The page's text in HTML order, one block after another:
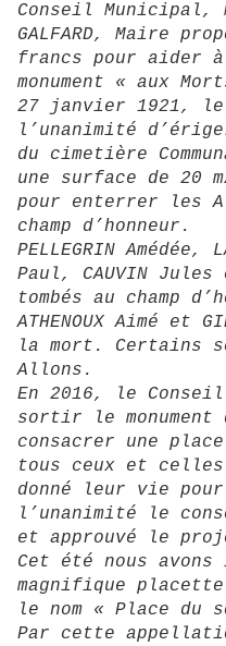
Conseil Municipal,
GALFARD, Maire
francs pour aider
monument « aux
27 janvier 1921,
l’unanimité
du cimetière
une surface de 20
pour enterrer les
champ d’honneur.
PELLEGRIN Amédée,
Paul, CAUVIN
tombés au champ
ATHENOUX Aimé et
la mort. Certains
Allons.
En 2016, le
sortir le
consacrer une
tous ceux et
donné leur vie
l’unanimité le
et approuvé le
Cet été nous
magnifique
le nom « Place du
Par cette